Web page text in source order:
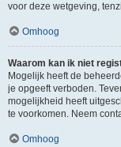
voor deze wetgeving,
Omhoog
Waarom kan ik niet
Mogelijk heeft de
je opgeeft verboden.
mogelijkheid heeft
te voorkomen. Neem
Omhoog